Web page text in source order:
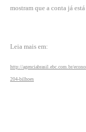
mostram que a conta já
Leia mais em:
http://agenciabrasil.ebc.com.br/
204-bilhoes